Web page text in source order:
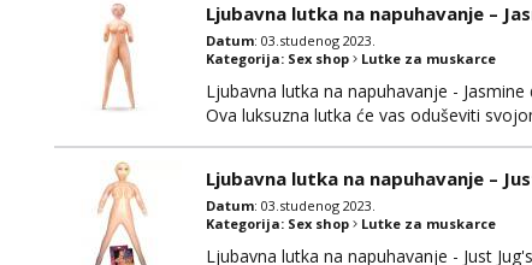
Ljubavna lutka na napuhavanje –
Datum: 03.studenog 2023.
Kategorija: Sex shop Lutke za muskarce
Ljubavna lutka na napuhavanje -
Ova luksuzna lutka će vas oduševiti
Ljubavna lutka na napuhavanje –
Datum: 03.studenog 2023.
Kategorija: Sex shop Lutke za muskarce
Ljubavna lutka na napuhavanje - Just